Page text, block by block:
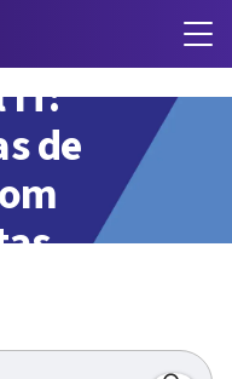
IT:
de